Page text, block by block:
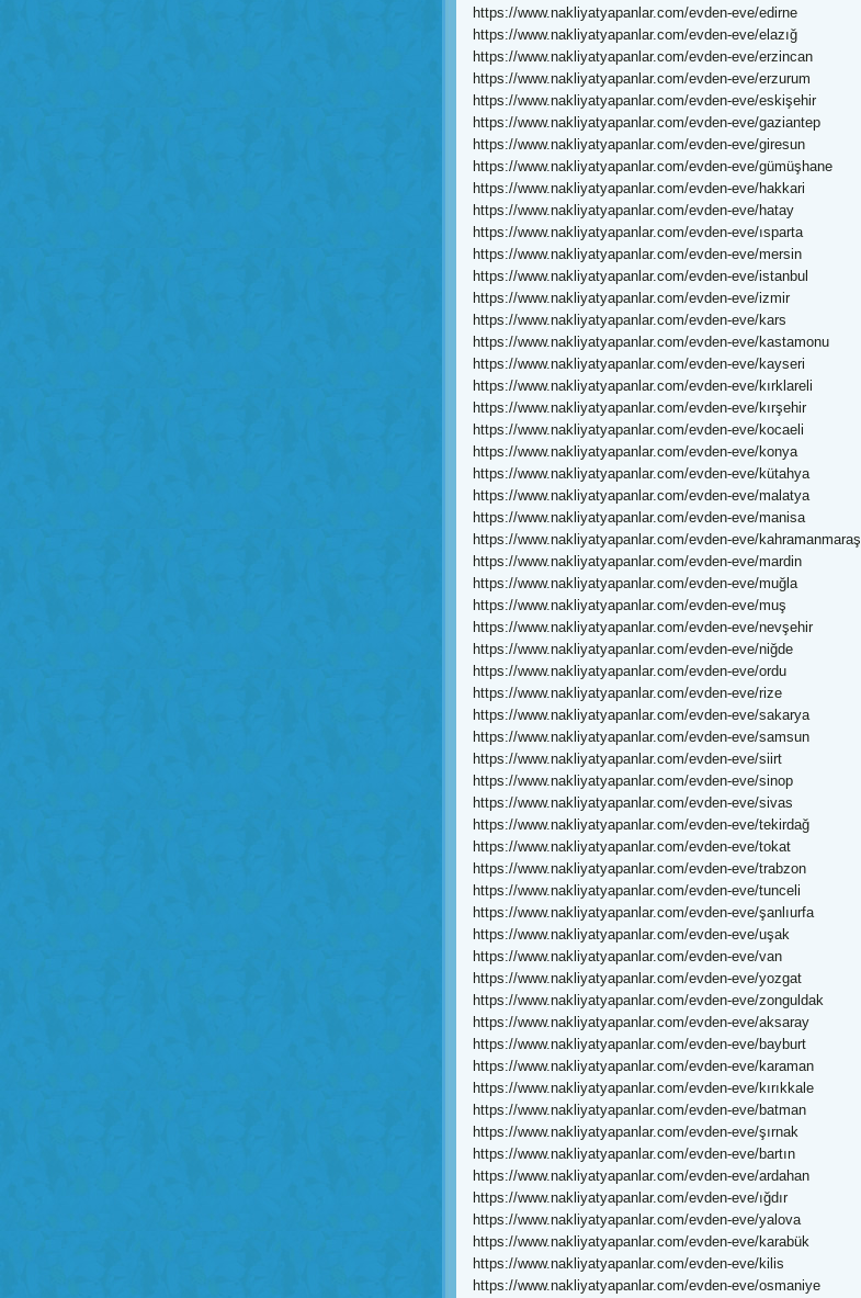
https://www.nakliyatyapanlar.com/evden-eve/edirne
https://www.nakliyatyapanlar.com/evden-eve/elazığ
https://www.nakliyatyapanlar.com/evden-eve/erzincan
https://www.nakliyatyapanlar.com/evden-eve/erzurum
https://www.nakliyatyapanlar.com/evden-eve/eskişehir
https://www.nakliyatyapanlar.com/evden-eve/gaziantep
https://www.nakliyatyapanlar.com/evden-eve/giresun
https://www.nakliyatyapanlar.com/evden-eve/gümüşhane
https://www.nakliyatyapanlar.com/evden-eve/hakkari
https://www.nakliyatyapanlar.com/evden-eve/hatay
https://www.nakliyatyapanlar.com/evden-eve/ısparta
https://www.nakliyatyapanlar.com/evden-eve/mersin
https://www.nakliyatyapanlar.com/evden-eve/istanbul
https://www.nakliyatyapanlar.com/evden-eve/izmir
https://www.nakliyatyapanlar.com/evden-eve/kars
https://www.nakliyatyapanlar.com/evden-eve/kastamonu
https://www.nakliyatyapanlar.com/evden-eve/kayseri
https://www.nakliyatyapanlar.com/evden-eve/kırklareli
https://www.nakliyatyapanlar.com/evden-eve/kırşehir
https://www.nakliyatyapanlar.com/evden-eve/kocaeli
https://www.nakliyatyapanlar.com/evden-eve/konya
https://www.nakliyatyapanlar.com/evden-eve/kütahya
https://www.nakliyatyapanlar.com/evden-eve/malatya
https://www.nakliyatyapanlar.com/evden-eve/manisa
https://www.nakliyatyapanlar.com/evden-eve/kahramanmaraş
https://www.nakliyatyapanlar.com/evden-eve/mardin
https://www.nakliyatyapanlar.com/evden-eve/muğla
https://www.nakliyatyapanlar.com/evden-eve/muş
https://www.nakliyatyapanlar.com/evden-eve/nevşehir
https://www.nakliyatyapanlar.com/evden-eve/niğde
https://www.nakliyatyapanlar.com/evden-eve/ordu
https://www.nakliyatyapanlar.com/evden-eve/rize
https://www.nakliyatyapanlar.com/evden-eve/sakarya
https://www.nakliyatyapanlar.com/evden-eve/samsun
https://www.nakliyatyapanlar.com/evden-eve/siirt
https://www.nakliyatyapanlar.com/evden-eve/sinop
https://www.nakliyatyapanlar.com/evden-eve/sivas
https://www.nakliyatyapanlar.com/evden-eve/tekirdağ
https://www.nakliyatyapanlar.com/evden-eve/tokat
https://www.nakliyatyapanlar.com/evden-eve/trabzon
https://www.nakliyatyapanlar.com/evden-eve/tunceli
https://www.nakliyatyapanlar.com/evden-eve/şanlıurfa
https://www.nakliyatyapanlar.com/evden-eve/uşak
https://www.nakliyatyapanlar.com/evden-eve/van
https://www.nakliyatyapanlar.com/evden-eve/yozgat
https://www.nakliyatyapanlar.com/evden-eve/zonguldak
https://www.nakliyatyapanlar.com/evden-eve/aksaray
https://www.nakliyatyapanlar.com/evden-eve/bayburt
https://www.nakliyatyapanlar.com/evden-eve/karaman
https://www.nakliyatyapanlar.com/evden-eve/kırıkkale
https://www.nakliyatyapanlar.com/evden-eve/batman
https://www.nakliyatyapanlar.com/evden-eve/şırnak
https://www.nakliyatyapanlar.com/evden-eve/bartın
https://www.nakliyatyapanlar.com/evden-eve/ardahan
https://www.nakliyatyapanlar.com/evden-eve/ığdır
https://www.nakliyatyapanlar.com/evden-eve/yalova
https://www.nakliyatyapanlar.com/evden-eve/karabük
https://www.nakliyatyapanlar.com/evden-eve/kilis
https://www.nakliyatyapanlar.com/evden-eve/osmaniye